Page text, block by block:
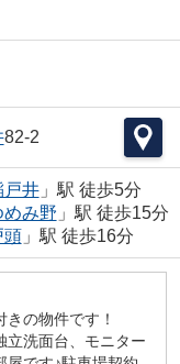
82-2
戸井」駅 徒歩5分
めみ野 」駅 徒歩15分
頭」駅 徒歩16分
の物件です！
立洗面台、モニター